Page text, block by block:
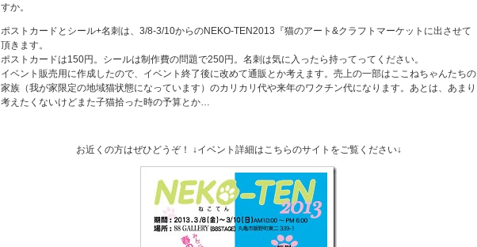
すか。
ポストカードとシール+名刺は、3/8-3/10からのNEKO-TEN2013『猫のアート&クラフトマーケットに出させて
頂きます。
ポストカードは150円。シールは制作費の問題で250円。名刺は気に入ったら持ってってください。
イベント販売用に作成したので、イベント終了後に改めて通販とか考えます。売上の一部はここねちゃんたちの
家族（我が家限定の地域猫状態になっています）のカリカリ代や来年のワクチン代になります。あとは、あまり
考えたくないけどまた子猫拾った時の予算とか…
お近くの方はぜひどうぞ！ ↓イベント詳細はこちらのサイトをご覧ください↓